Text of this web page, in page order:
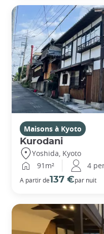
Maisons à Kyoto
Kurodani
Yoshida, Kyoto
91m²
4
A partir de137 €par nuit